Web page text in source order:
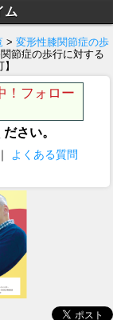
ム
> 変形性膝関節症の歩
節症の歩行に対する
！フォロー
さい。
｜ よくある質問